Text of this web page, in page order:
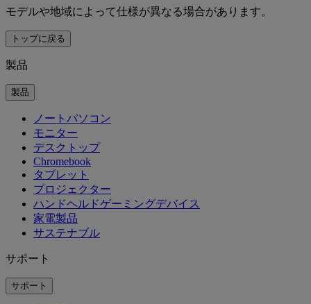
モデルや地域によって仕様が異なる場合があります。
トップに戻る
製品
製品
ノートパソコン
モニター
デスクトップ
Chromebook
タブレット
プロジェクター
ハンドヘルドゲーミングデバイス
家電製品
サステナブル
サポート
サポート